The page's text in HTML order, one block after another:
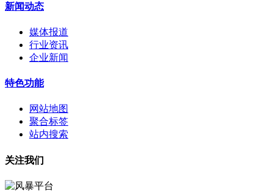
新闻动态
媒体报道
行业资讯
企业新闻
特色功能
网站地图
聚合标签
站内搜索
关注我们